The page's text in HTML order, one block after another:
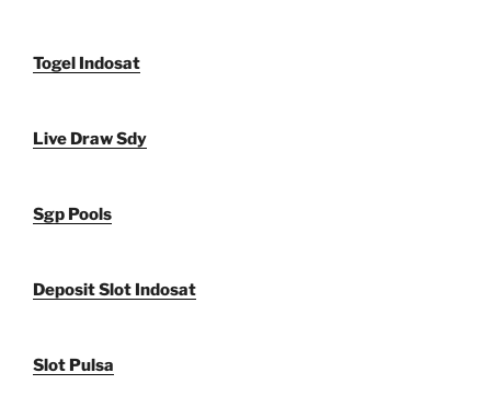
Togel Indosat
Live Draw Sdy
Sgp Pools
Deposit Slot Indosat
Slot Pulsa